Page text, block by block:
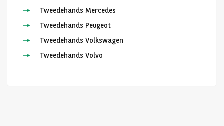
Tweedehands Mercedes
Tweedehands Peugeot
Tweedehands Volkswagen
Tweedehands Volvo